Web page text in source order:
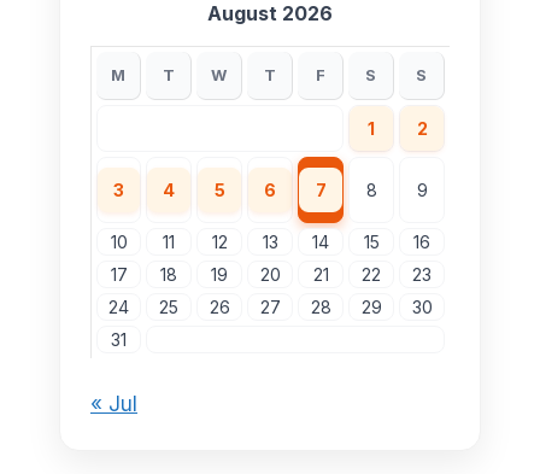
August 2026
M T W T F S S
1 2
3 4 5 6 7 8 9
10 11 12 13 14 15
16
17
18 19 20 21 22
23
24
25 26 27 28 29
30
31
« Jul